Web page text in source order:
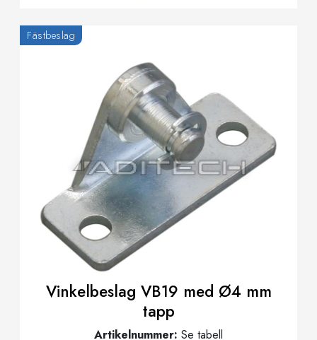
Fästbeslag
Vinkelbeslag VB19 med Ø4 mm
tapp
Artikelnummer: Se tabell